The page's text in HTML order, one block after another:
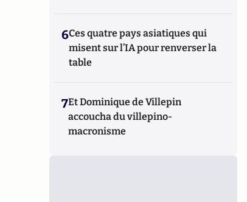
6Ces quatre pays asiatiques qui
misent sur l’IA pour renverser la
table
7Et Dominique de Villepin
accoucha du villepino-
macronisme